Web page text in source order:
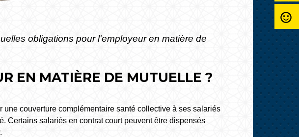
obligations pour l'employeur en matière de
EN MATIÈRE DE MUTUELLE ?
couverture complémentaire santé collective à ses salariés
Certains salariés en contrat court peuvent être dispensés
sentiment_satisfied_alt